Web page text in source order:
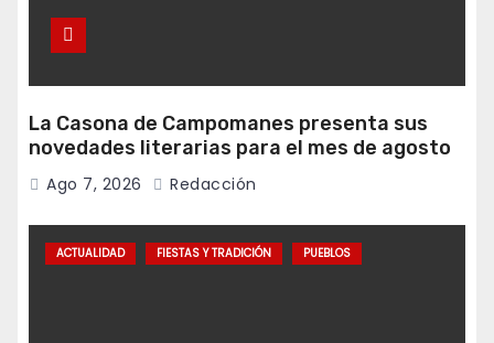
La Casona de Campomanes presenta sus
novedades literarias para el mes de agosto
Ago 7, 2026 Redacción
ACTUALIDAD FIESTAS Y TRADICIÓN PUEBLOS